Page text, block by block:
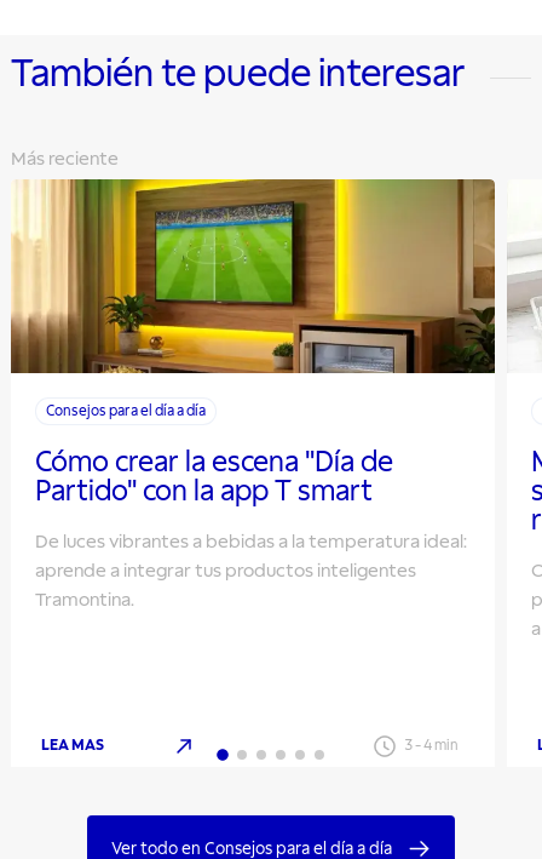
También te puede interesar
Más reciente
Consejos para el día a día
Cómo crear la escena "Día de
Partido" con la app T smart
De luces vibrantes a bebidas a la temperatura ideal:
aprende a integrar tus productos inteligentes
Tramontina.
LEA MAS 3-4 min
Ver todo en Consejos para el día a día